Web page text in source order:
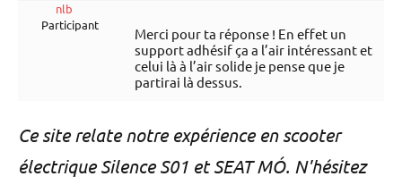
nlb
Participant
Merci pour ta réponse ! En effet un
support adhésif ça a l’air intéressant et
celui là à l’air solide je pense que je
partirai là dessus.
Ce site relate notre expérience en scooter
électrique Silence S01 et SEAT MÓ. N'hésitez